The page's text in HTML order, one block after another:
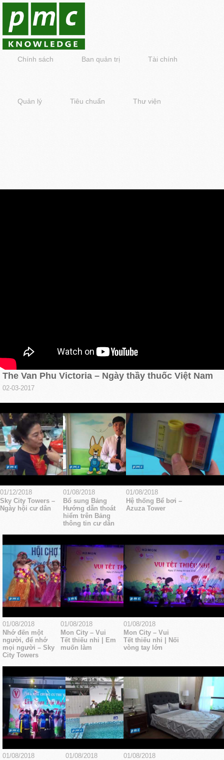
Chính sách Ban quản trị Tài chính
Quản lý Tiêu chuẩn Thư viện
The Van Phu Victoria – Ngày thầy thuốc Việt Nam
02-03-2017
01/12/2018
Sky City Towers –
Ngày hội cư dân
01/08/2018
Bổ sung Bảng
Hướng dẫn thoát
hiểm trên Bảng
thông tin cư dân
01/08/2018
Hệ thống Bể bơi –
Azuza Tower
01/08/2018
Nhớ đến một
người, để nhớ
mọi người – Sky
City Towers
01/08/2018
Mon City – Vui
Tết thiếu nhi | Em
muốn làm
01/08/2018
Mon City – Vui
Tết thiếu nhi | Nối
vòng tay lớn
01/08/2018
01/08/2018
01/08/2018